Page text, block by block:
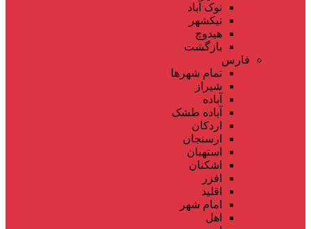
نوک آباد
نیکشهر
هیدوچ
بازگشت
فارس
تمام شهر‌ها
شیراز
آباده
آباده طشک
اردکان
ارسنجان
استهبان
اشکنان
افزر
اقلید
امام شهر
اهل